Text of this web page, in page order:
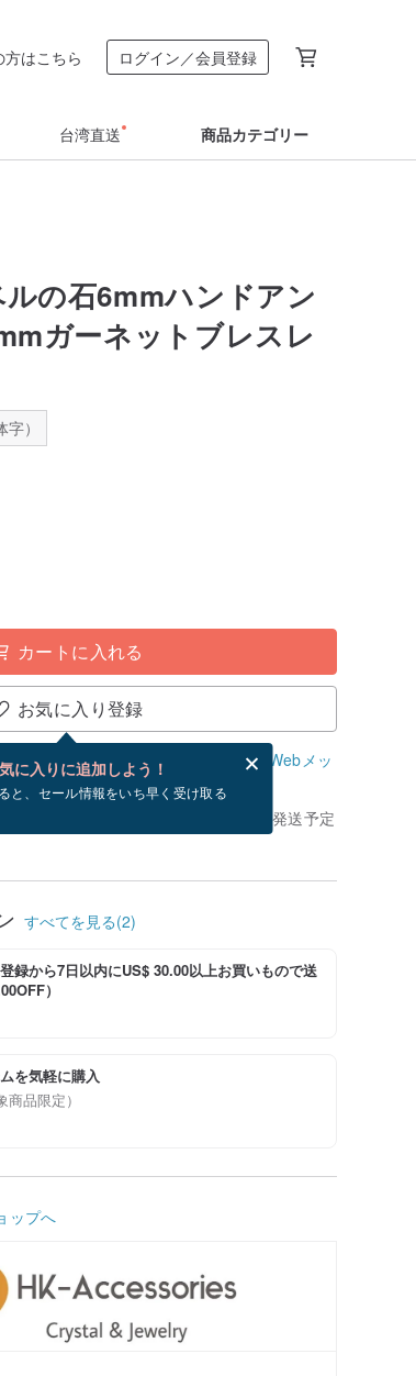
はこちら ログイン／会員登録
台湾直送 商品カテゴリー
の石6mmハンドアン
ガーネットブレスレ
）
カートに入れる
お気に入り登録
に入りに追加しよう！
と、セール情報をいち早く受け取る
メッセージカードを作成できます。
Webメッ
ョップの休日を除く 4 営業日以内に発送予定
すべてを見る(2)
録から7日以内にUS$ 30.00以上お買いもので送
）
を気軽に購入
品限定）
ップへ